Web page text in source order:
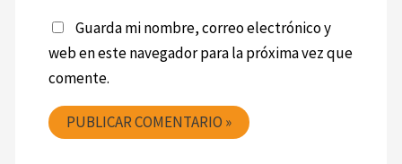
Guarda mi nombre, correo electrónico y
web en este navegador para la próxima vez que
comente.